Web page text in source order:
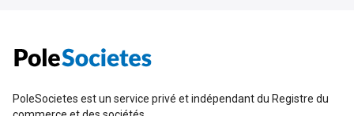
PoleSocietes est un service privé et indépendant du Registre du